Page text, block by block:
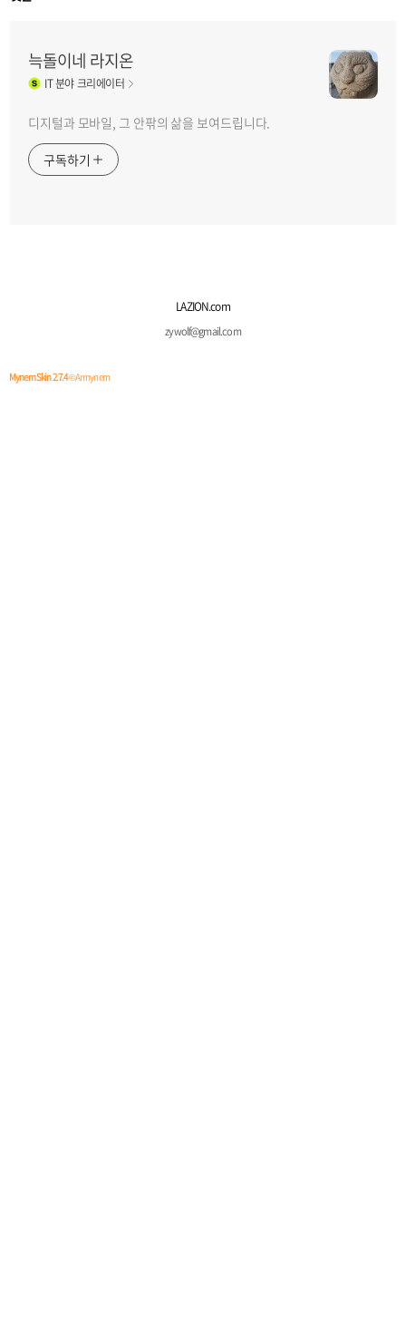
늑돌이네 라지온
IT분야 크리에이터
디지털과 모바일, 그 안팎의 삶을 보여드립니다.
구독하기
LAZION.com
zywolf@gmail.com
Mynem Skin 2.7.4© Armynem